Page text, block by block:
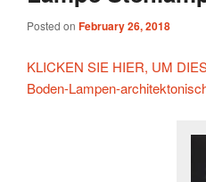
Posted on February 26, 2018
KLICKEN SIE HIER, UM
Boden-Lampen-